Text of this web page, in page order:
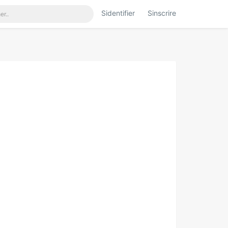
Sidentifier Sinscrire